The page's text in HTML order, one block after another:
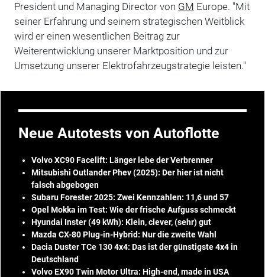
President und Managing Director von GM Europe. "Mit
seiner Erfahrung und seinem strategischen Weitblick
wird er einen wesentlichen Beitrag zur
Weiterentwicklung unserer Marktposition und zur
Umsetzung unserer Elektrofahrzeugstrategie leisten."
Neue Autotests von Autoflotte
Volvo XC90 Facelift: Länger lebe der Verbrenner
Mitsubishi Outlander Phev (2025): Der hier ist nicht
falsch abgebogen
Subaru Forester 2025: Zwei Kennzahlen: 11,6 und 57
Opel Mokka im Test: Wie der frische Aufguss schmeckt
Hyundai Inster (49 kWh): Klein, clever, (sehr) gut
Mazda CX-80 Plug-in-Hybrid: Nur die zweite Wahl
Dacia Duster TCe 130 4x4: Das ist der günstigste 4x4 in
Deutschland
Volvo EX90 Twin Motor Ultra: High-end, made in USA